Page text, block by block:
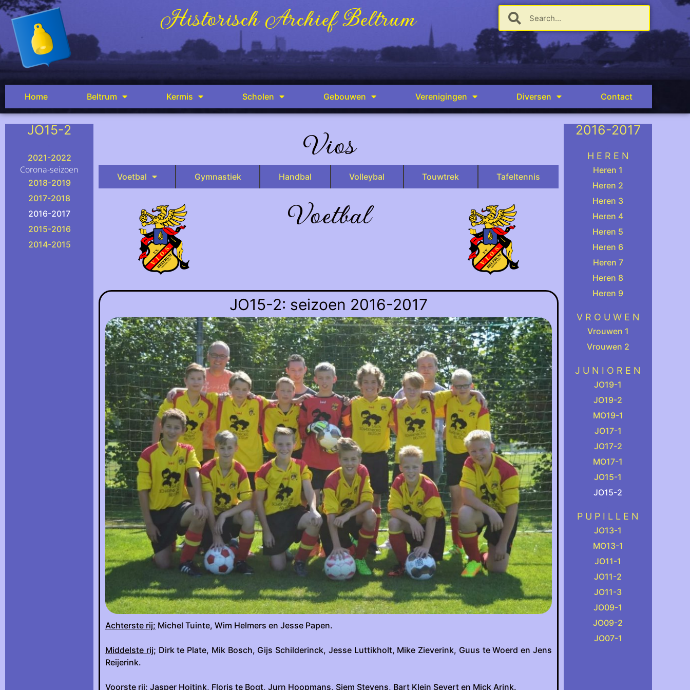
Historisch Archief Beltrum
Home Beltrum Kermis Scholen Gebouwen Verenigingen Diversen Contact
JO15-2
2021-2022
Corona-seizoen
2018-2019
2017-2018
2016-2017
2015-2016
2014-2015
Vios
Voetbal Gymnastiek Handbal Volleybal Touwtrek Tafeltennis
Voetbal
JO15-2: seizoen 2016-2017
Achterste rij; Michel Tuinte, Wim Helmers en Jesse Papen.
Middelste rij; Dirk te Plate, Mik Bosch, Gijs Schilderinck, Jesse Luttikholt, Mike Zieverink, Guus te Woerd en Jens
Reijerink.
Voorste rij; Jasper Hoitink, Floris te Bogt, Jurn Hoopmans, Siem Stevens, Bart Klein Severt en Mick Arink.
2016-2017
H E R E N
Heren 1
Heren 2
Heren 3
Heren 4
Heren 5
Heren 6
Heren 7
Heren 8
Heren 9
V R O U W E N
Vrouwen 1
Vrouwen 2
J U N I O R E N
JO19-1
JO19-2
MO19-1
JO17-1
JO17-2
MO17-1
JO15-1
JO15-2
P U P I L L E N
JO13-1
MO13-1
JO11-1
JO11-2
JO11-3
JO09-1
JO09-2
JO07-1